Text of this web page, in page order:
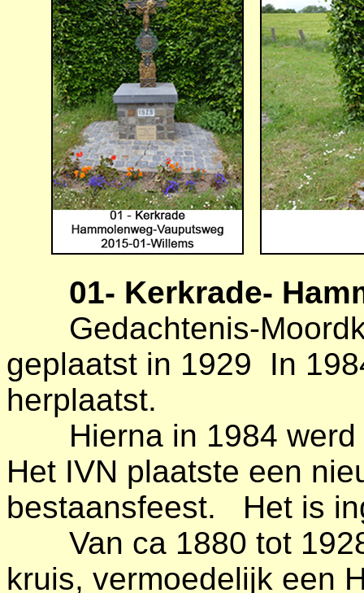
01- Kerkrade-
Gedachtenis-
geplaatst in 1929 In
herplaatst.
Hierna in 1984 werd
Het IVN plaatste een
bestaansfeest. Het is
Van ca 1880 tot 1928
kruis, vermoedelijk een